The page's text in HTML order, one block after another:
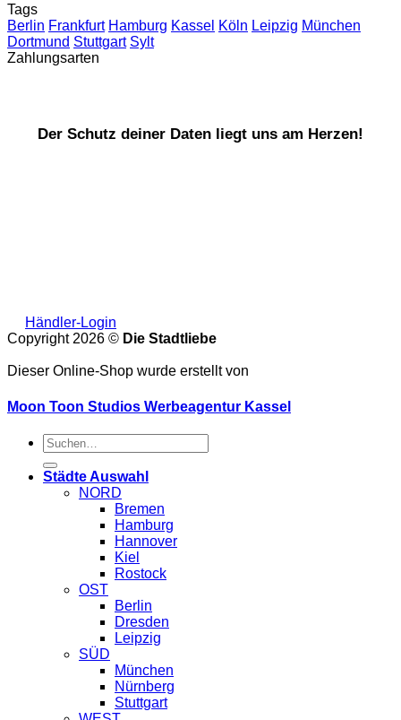
Tags
Berlin Frankfurt Hamburg Kassel Köln Leipzig München
Dortmund Stuttgart Sylt
Zahlungsarten
Der Schutz deiner Daten liegt uns am Herzen!
Händler-Login
Copyright 2026 © Die Stadtliebe
Dieser Online-Shop wurde erstellt von
Moon Toon Studios Werbeagentur Kassel
Suche
nach:
Städte Auswahl
NORD
Bremen
Hamburg
Hannover
Kiel
Rostock
OST
Berlin
Dresden
Leipzig
SÜD
München
Nürnberg
Stuttgart